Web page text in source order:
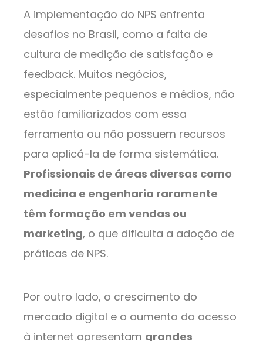
A implementação do NPS enfrenta
desafios no Brasil, como a falta de
cultura de medição de satisfação e
feedback. Muitos negócios,
especialmente pequenos e médios, não
estão familiarizados com essa
ferramenta ou não possuem recursos
para aplicá-la de forma sistemática.
Profissionais de áreas diversas como
medicina e engenharia raramente
têm formação em vendas ou
marketing, o que dificulta a adoção de
práticas de NPS.
Por outro lado, o crescimento do
mercado digital e o aumento do acesso
à internet apresentam grandes